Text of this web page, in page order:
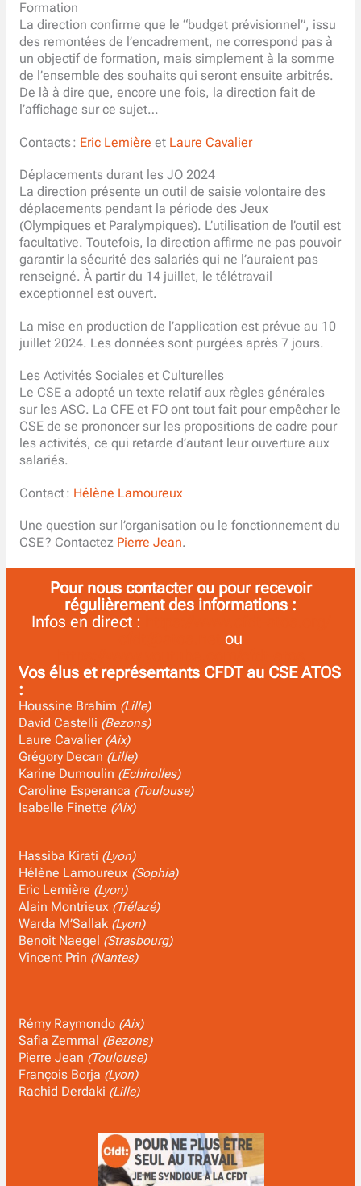
Formation
La direction confirme que le “budget prévisionnel”, issu
des remontées de l’encadrement, ne correspond pas à
un objectif de formation, mais simplement à la somme
de l’ensemble des souhaits qui seront ensuite arbitrés.
De là à dire que, encore une fois, la direction fait de
l’affichage sur ce sujet…
Contacts : Eric Lemière et Laure Cavalier
Déplacements durant les JO 2024
La direction présente un outil de saisie volontaire des
déplacements pendant la période des Jeux
(Olympiques et Paralympiques). L’utilisation de l’outil est
facultative. Toutefois, la direction affirme ne pas pouvoir
garantir la sécurité des salariés qui ne l’auraient pas
renseigné. À partir du 14 juillet, le télétravail
exceptionnel est ouvert.
La mise en production de l’application est prévue au 10
juillet 2024. Les données sont purgées après 7 jours.
Les Activités Sociales et Culturelles
Le CSE a adopté un texte relatif aux règles générales
sur les ASC. La CFE et FO ont tout fait pour empêcher le
CSE de se prononcer sur les propositions de cadre pour
les activités, ce qui retarde d’autant leur ouverture aux
salariés.
Contact : Hélène Lamoureux
Une question sur l’organisation ou le fonctionnement du
CSE ? Contactez Pierre Jean.
Pour nous contacter ou pour recevoir
régulièrement des informations :
Infos en direct :
ou
Vos élus et représentants CFDT au CSE ATOS
:
Houssine Brahim (Lille)
David Castelli (Bezons)
Laure Cavalier (Aix)
Grégory Decan (Lille)
Karine Dumoulin (Echirolles)
Caroline Esperanca (Toulouse)
Isabelle Finette (Aix)
Hassiba Kirati (Lyon)
Hélène Lamoureux (Sophia)
Eric Lemière (Lyon)
Alain Montrieux (Trélazé)
Warda M’Sallak (Lyon)
Benoit Naegel (Strasbourg)
Vincent Prin (Nantes)
Rémy Raymondo (Aix)
Safia Zemmal (Bezons)
Pierre Jean (Toulouse)
François Borja (Lyon)
Rachid Derdaki (Lille)